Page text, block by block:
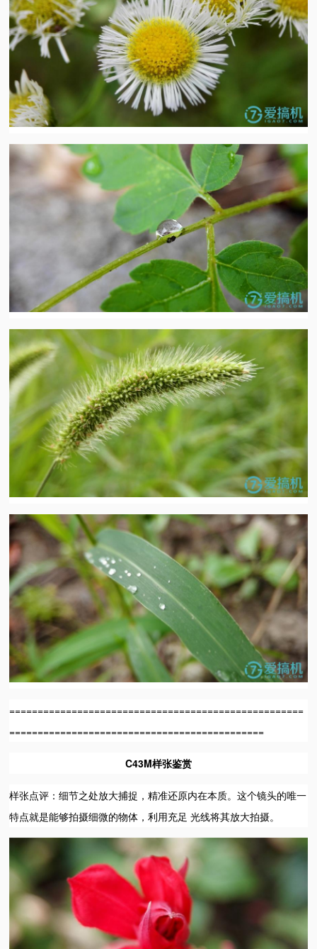
====================================================
=============================================
C43M样张鉴赏
样张点评：细节之处放大捕捉，精准还原内在本质。这个镜头的唯一
特点就是能够拍摄细微的物体，利用充足 光线将其放大拍摄。